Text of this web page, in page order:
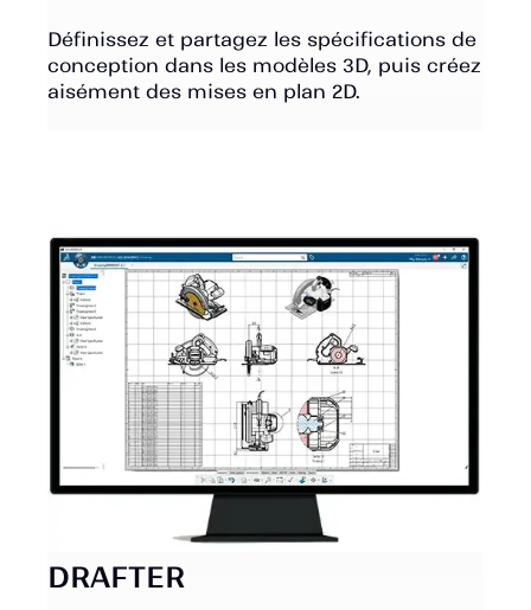
Définissez et partagez les spécifications de
conception dans les modèles 3D, puis créez
aisément des mises en plan 2D.
DRAFTER